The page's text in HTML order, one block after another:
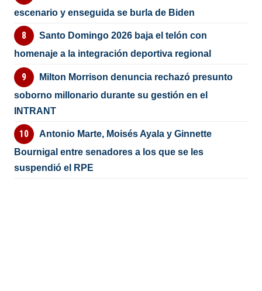
escenario y enseguida se burla de Biden
Santo Domingo 2026 baja el telón con
homenaje a la integración deportiva regional
Milton Morrison denuncia rechazó presunto
soborno millonario durante su gestión en el
INTRANT
Antonio Marte, Moisés Ayala y Ginnette
Bournigal entre senadores a los que se les
suspendió el RPE